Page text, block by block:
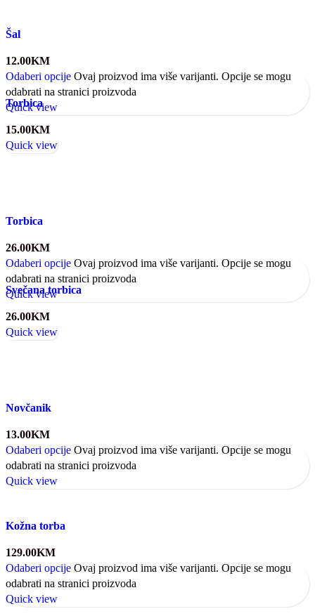
Šal
12.00KM
Odaberi opcije Ovaj proizvod ima više varijanti. Opcije se mogu
odabrati na stranici proizvoda
Quick view
Torbica
15.00KM
Quick view
Torbica
26.00KM
Odaberi opcije Ovaj proizvod ima više varijanti. Opcije se mogu
odabrati na stranici proizvoda
Quick view
Svečana torbica
26.00KM
Quick view
Novčanik
13.00KM
Odaberi opcije Ovaj proizvod ima više varijanti. Opcije se mogu
odabrati na stranici proizvoda
Quick view
Kožna torba
129.00KM
Odaberi opcije Ovaj proizvod ima više varijanti. Opcije se mogu
odabrati na stranici proizvoda
Quick view